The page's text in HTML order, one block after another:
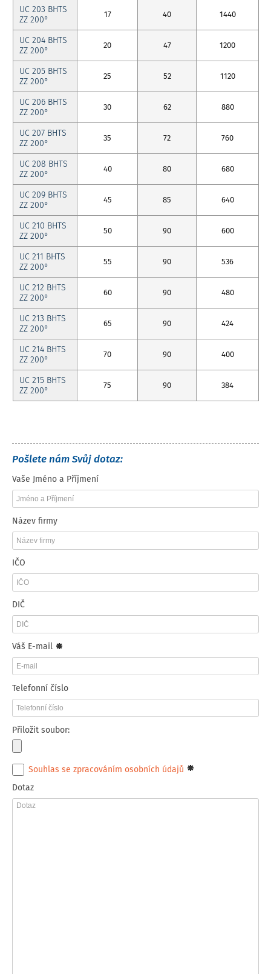
UC 203 BHTS
ZZ 200°
17 40 1440
UC 204 BHTS
ZZ 200°
20 47 1200
UC 205 BHTS
ZZ 200°
25 52 1120
UC 206 BHTS
ZZ 200°
30 62 880
UC 207 BHTS
ZZ 200°
35 72 760
UC 208 BHTS
ZZ 200°
40 80 680
UC 209 BHTS
ZZ 200°
45 85 640
UC 210 BHTS
ZZ 200°
50 90 600
UC 211 BHTS
ZZ 200°
55 90 536
UC 212 BHTS
ZZ 200°
60 90 480
UC 213 BHTS
ZZ 200°
65 90 424
UC 214 BHTS
ZZ 200°
70 90 400
UC 215 BHTS
ZZ 200°
75 90 384
Pošlete nám Svůj dotaz:
Vaše Jméno a Příjmení
Název firmy
IČO
DIČ
Váš E-mail
Telefonní číslo
Přiložit soubor:
Souhlas se zpracováním osobních údajů
Dotaz